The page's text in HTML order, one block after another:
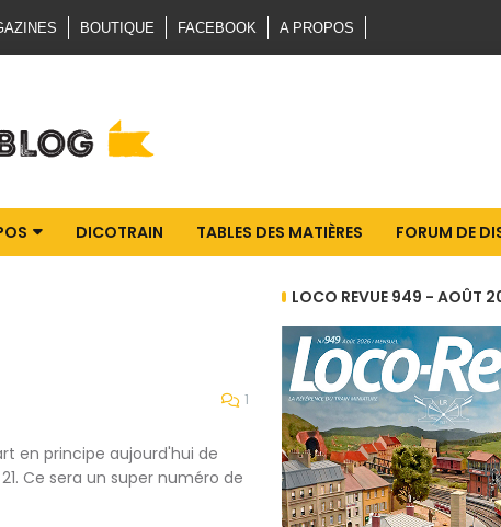
BOUTIQUE FACEBOOK A PROPOS
DICOTRAIN TABLES DES MATIÈRES FORUM DE
1
en principe aujourd'hui de
Ce sera un super numéro de
LOCO REVUE 949 - AOÛT